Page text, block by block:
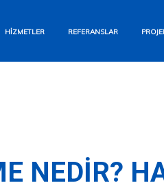
Bizi Arayın
info@aesyapi.com
HIZMETLER REFERANSLAR
NEDIR?